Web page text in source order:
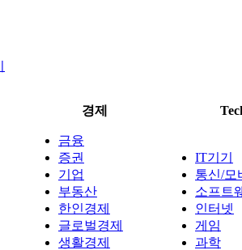
경제
금융
증권
기업
부동산
한인경제
글로벌경제
생활경제
IT기기
통신/모
소프트
인터넷
게임
과학